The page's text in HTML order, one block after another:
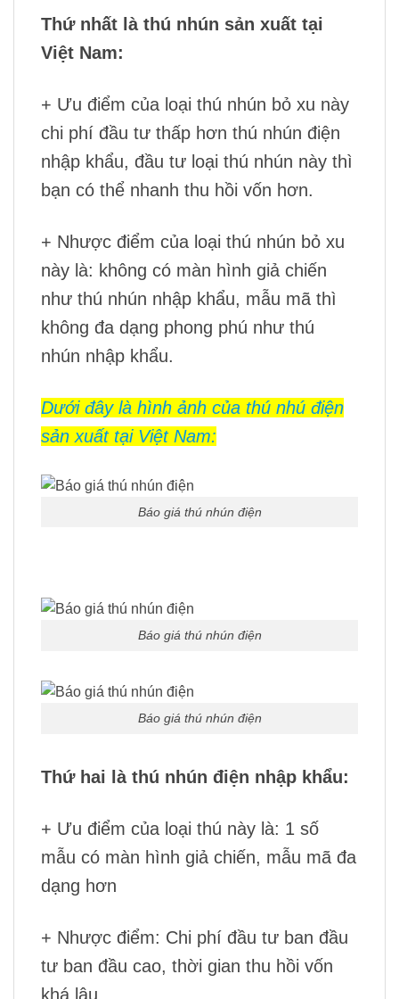
Thứ nhất là thú nhún sản xuất tại
Việt Nam:
+ Ưu điểm của loại thú nhún bỏ xu này
chi phí đầu tư thấp hơn thú nhún điện
nhập khẩu, đầu tư loại thú nhún này thì
bạn có thể nhanh thu hồi vốn hơn.
+ Nhược điểm của loại thú nhún bỏ xu
này là: không có màn hình giả chiến
như thú nhún nhập khẩu, mẫu mã thì
không đa dạng phong phú như thú
nhún nhập khẩu.
Dưới đây là hình ảnh của thú nhú điện
sản xuất tại Việt Nam:
Báo giá thú nhún điện
Báo giá thú nhún điện
Báo giá thú nhún điện
Thứ hai là thú nhún điện nhập khẩu:
+ Ưu điểm của loại thú này là: 1 số
mẫu có màn hình giả chiến, mẫu mã đa
dạng hơn
+ Nhược điểm: Chi phí đầu tư ban đầu
tư ban đầu cao, thời gian thu hồi vốn
khá lâu.